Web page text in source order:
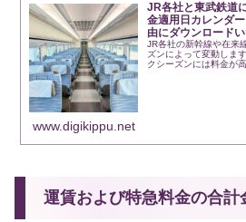
JR各社と東武鉄道
金適用日カレンダ
由にダウンロードい
JR各社の新幹線や在来
ズンによって変動しま
クシーズンには料金が
www.digikippu.net
運賃および特急料金の合計